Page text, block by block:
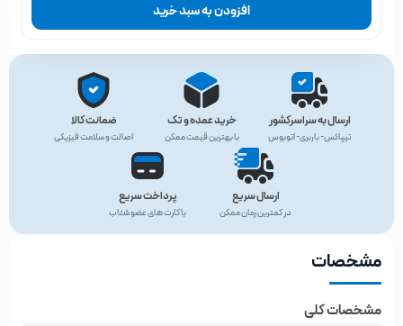
افزودن به سبد خرید
ارسال به سراسرکشور
تیپاکس- باربری- اتوبوس
خرید عمده و تک
با بهترین قیمت ممکن
ضمانت کالا
اصالت و سلامت فیزیکی
ارسال سریع
در کمترین زمان ممکن
پرداخت سریع
با کارت های عضو شتاب
مشخصات
مشخصات کلی